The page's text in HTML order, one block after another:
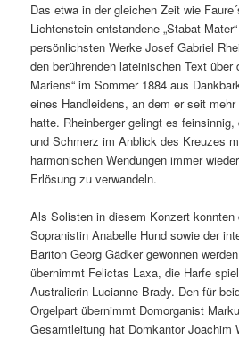
Das etwa in der gleichen Zeit wie
Lichtenstein entstandene „Stabat
persönlichsten Werke Josef Gabriel
den berührenden lateinischen Text über
Mariens“ im Sommer 1884 aus
eines Handleidens, an dem er seit
hatte. Rheinberger gelingt es
und Schmerz im Anblick des Kreuzes
harmonischen Wendungen immer
Erlösung zu verwandeln.
Als Solisten in diesem Konzert
Sopranistin Anabelle Hund sowie der
Bariton Georg Gädker gewonnen
übernimmt Felictas Laxa, die Harfe
Australierin Lucianne Brady. Den für
Orgelpart übernimmt Domorganist
Gesamtleitung hat Domkantor Joachim